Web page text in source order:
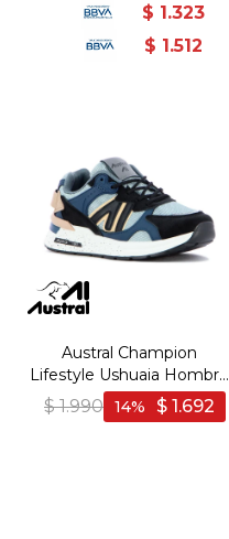
$ 1.323
$ 1.512
Austral Champion
Lifestyle Ushuaia Hombre
- Negro/Gris - Negro-Gris
$ 1.990 $ 1.692
14